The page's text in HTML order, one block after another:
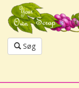
Søg